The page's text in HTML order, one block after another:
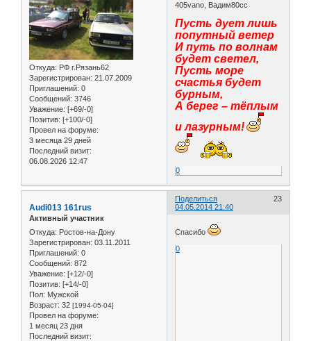
Откуда: РФ г.Рязань62
Зарегистрирован: 21.07.2009
Приглашений: 0
Сообщений: 3746
Уважение: [+69/-0]
Позитив: [+100/-0]
Провел на форуме:
3 месяца 29 дней
Последний визит:
06.08.2026 12:47
405vano, Вадим80сс
Пусть дует лишь
попутный ветер
И путь по волнам
будет светел,
Пусть море
счастья будет
бурным,
А берег – тёплым
и лазурным!
0
Поделиться
23
04.05.2014 21:40
Audi013 161rus
Активный участник
Откуда: Ростов-на-Дону
Зарегистрирован: 03.11.2011
Приглашений: 0
Сообщений: 872
Уважение: [+12/-0]
Позитив: [+14/-0]
Пол: Мужской
Возраст: 32 [1994-05-04]
Провел на форуме:
1 месяц 23 дня
Последний визит:
Спасибо
0